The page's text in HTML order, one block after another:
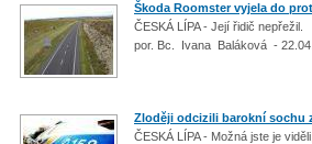
Škoda Roomster vyjela do
ČESKÁ LÍPA - Její řidič nepřežil.
por. Bc. Ivana Baláková -
Zloději odcizili barokní sochu
ČESKÁ LÍPA - Možná jste je